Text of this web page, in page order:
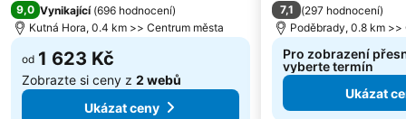
Senovazne namesti
Národní divadlo
Vysočany
I. P. Pavlova
Národní třída Metro Station
Nákupní centrum Eden
Plavecký stadion Podolí
9,0 Vynikající (696 hodnocení)
Kutná Hora, 0.4 km >> Centrum města
od 1 623 Kč
Zobrazte si ceny z 2 webů
Ukázat ceny
7,1 (297 hodnocení)
Poděbrady, 0.8 km >>
Pro zobrazení
vyberte termín
Ukázat